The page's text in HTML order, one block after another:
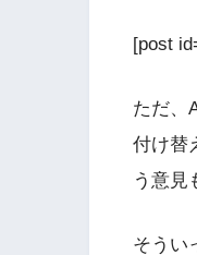
[post
ただ、
付け替
う意見
そうい